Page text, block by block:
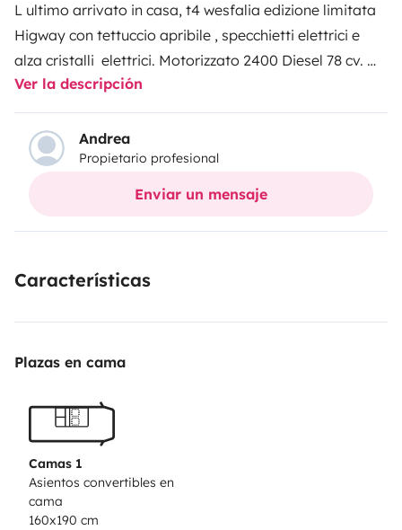
L ultimo arrivato in casa, t4 wesfalia edizione limitata
Higway con tettuccio apribile , specchietti elettrici e
alza cristalli elettrici. Motorizzato 2400 Diesel 78 cv.
È dotato di frigorifero a compressore , lavello, cucina a
gas, toilette porta potty, doccia solare e doccino
estraibile, tendalino e porta bici
viene fornito con tutto il necessario per cucinare,
lenzuola e asciugamani. Su richiesta è possibile
campeggio.
Sardegna
Ver la descripción
Andrea
Propietario profesional
Enviar un mensaje
Características
Plazas en cama
Camas 1
Asientos convertibles en
cama
160x190 cm